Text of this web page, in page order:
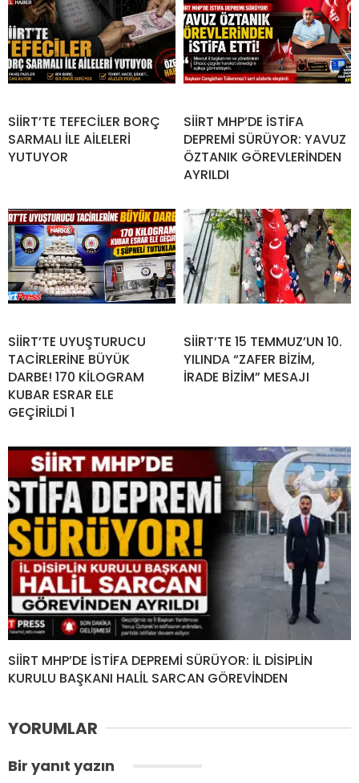
SİİRT’TE TEFECİLER BORÇ
SARMALI İLE AİLELERİ
YUTUYOR
SİİRT MHP’DE İSTİFA
DEPREMİ SÜRÜYOR: YAVUZ
ÖZTANIK GÖREVLERİNDEN
AYRILDI
SİİRT’TE UYUŞTURUCU
TACİRLERİNE BÜYÜK
DARBE! 170 KİLOGRAM
KUBAR ESRAR ELE
GEÇİRİLDİ 1
SİİRT’TE 15 TEMMUZ’UN 10.
YILINDA “ZAFER BİZİM,
İRADE BİZİM” MESAJI
SİİRT MHP’DE İSTİFA DEPREMİ SÜRÜYOR: İL DİSİPLİN
KURULU BAŞKANI HALİL SARCAN GÖREVİNDEN
YORUMLAR
Bir yanıt yazın